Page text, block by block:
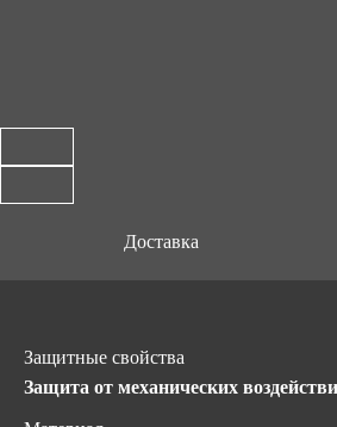
Доставка
Защитные свойства
Защита от механических